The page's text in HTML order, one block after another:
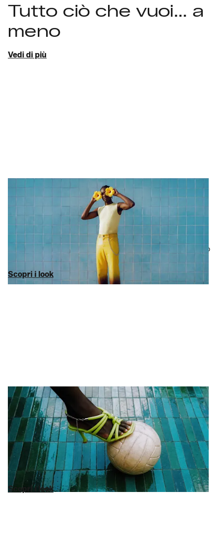
Tutto ciò che vuoi... a
meno
Vedi di più
Molto stile, pochi click
Siamo l’ultimo outlet onlineche dovrai cercare.
Abbigliamento
abbigliamento da uomo
elegante oppure uno
Michael Kors
: i nostri sconti vanno fino a
-75% sul MSRP. Niente riempitivi, solo i marchi che vuoi davvero
(inclusi
Tommy Hilfiger e Lacoste
Scopri i look
Scopri i look
Scarpe e accessori
I dettagli non sono
dettagli...
Sono protagonsti. Daorologiche ispirano l’outfit asneakerse
stivali
che lo definiscono: abbiamo curato la miglior selezione di
Ralph Lauren Calvin Klein e HUGO BOSS. Tutto fino al 75% di
sconto sul MSRP. Le tueborseti aspettano.
Scopri i look